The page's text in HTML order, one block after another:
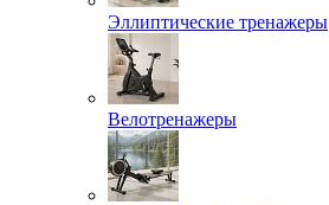
Эллиптические тренажеры
Велотренажеры